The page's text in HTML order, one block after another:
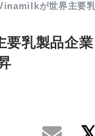
が世界主要
乳製品企